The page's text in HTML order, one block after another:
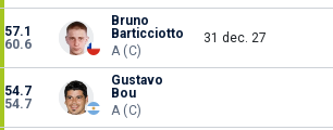
57.1
60.6
Bruno
Barticciotto
A (C)
31 dec. 27
54.7
54.7
Gustavo
Bou
A (C)